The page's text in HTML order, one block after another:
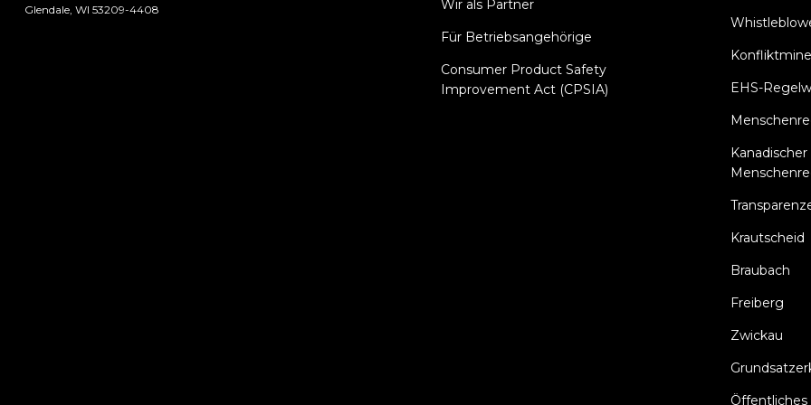
Glendale, WI 53209-4408
Wir als Partner
Für Betriebsangehörige
Consumer Product Safety
Improvement Act (CPSIA)
EHS-
Krautscheid
Braubach
Freiberg
Zwickau
Öffentliches